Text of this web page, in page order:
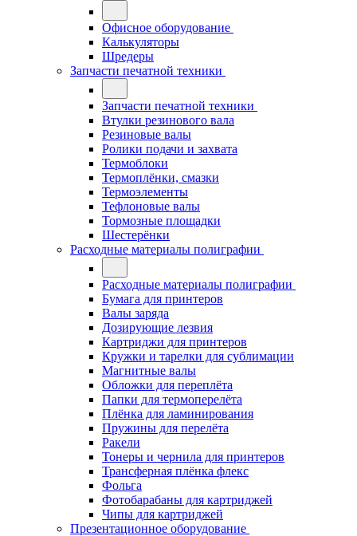
Офисное оборудование
Калькуляторы
Шредеры
Запчасти печатной техники
Запчасти печатной техники
Втулки резинового вала
Резиновые валы
Ролики подачи и захвата
Термоблоки
Термоплёнки, смазки
Термоэлементы
Тефлоновые валы
Тормозные площадки
Шестерёнки
Расходные материалы полиграфии
Расходные материалы полиграфии
Бумага для принтеров
Валы заряда
Дозирующие лезвия
Картриджи для принтеров
Кружки и тарелки для сублимации
Магнитные валы
Обложки для переплёта
Папки для термоперелёта
Плёнка для ламинирования
Пружины для перелёта
Ракели
Тонеры и чернила для принтеров
Трансферная плёнка флекс
Фольга
Фотобарабаны для картриджей
Чипы для картриджей
Презентационное оборудование